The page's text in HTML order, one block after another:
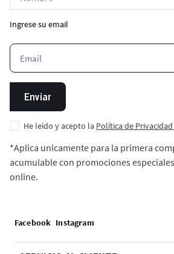
Ingrese su email
Enviar
He leído y acepto la Política de
*Aplica unicamente para la primera
acumulable con promociones
online.